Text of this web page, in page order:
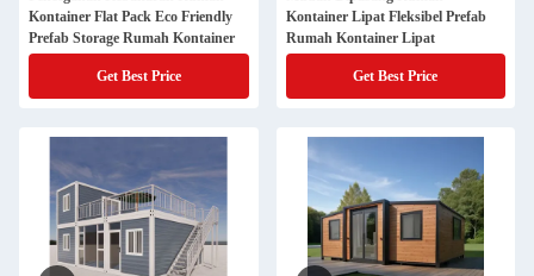
Kontainer Flat Pack Eco Friendly
Prefab Storage Rumah Kontainer
Get Best Price
Kontainer Lipat Fleksibel Prefab
Rumah Kontainer Lipat
Get Best Price